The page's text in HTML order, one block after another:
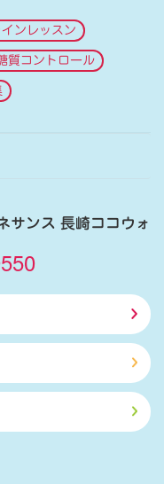
ンレッスン
質コントロール
サンス 長崎ココウォ